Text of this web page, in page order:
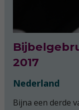
2017
Nederland
Bijna een derde